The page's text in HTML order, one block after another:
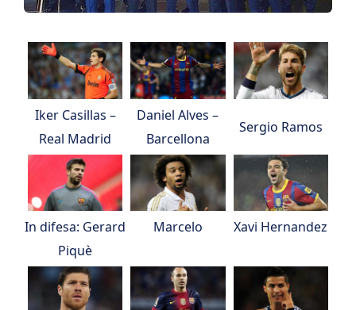
Iker Casillas –
Real Madrid
Daniel Alves –
Barcellona
Sergio Ramos
In difesa: Gerard
Piquè
Marcelo Xavi Hernandez